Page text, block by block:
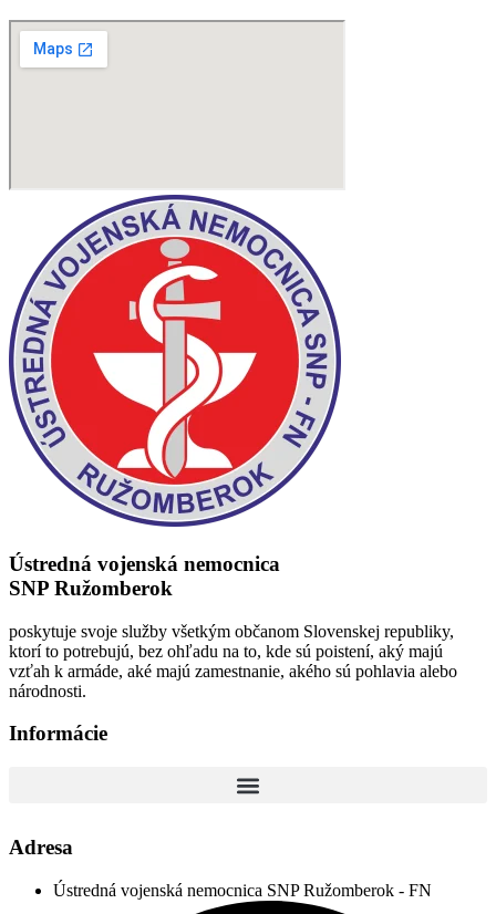
Ústredná vojenská nemocnica
SNP Ružomberok
poskytuje svoje služby všetkým občanom Slovenskej republiky,
ktorí to potrebujú, bez ohľadu na to, kde sú poistení, aký majú
vzťah k armáde, aké majú zamestnanie, akého sú pohlavia alebo
národnosti.
Informácie
Adresa
Ústredná vojenská nemocnica SNP Ružomberok - FN